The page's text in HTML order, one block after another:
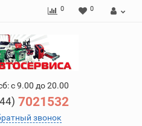
0 0
с 9.00 до 20.00
7021532
звонок